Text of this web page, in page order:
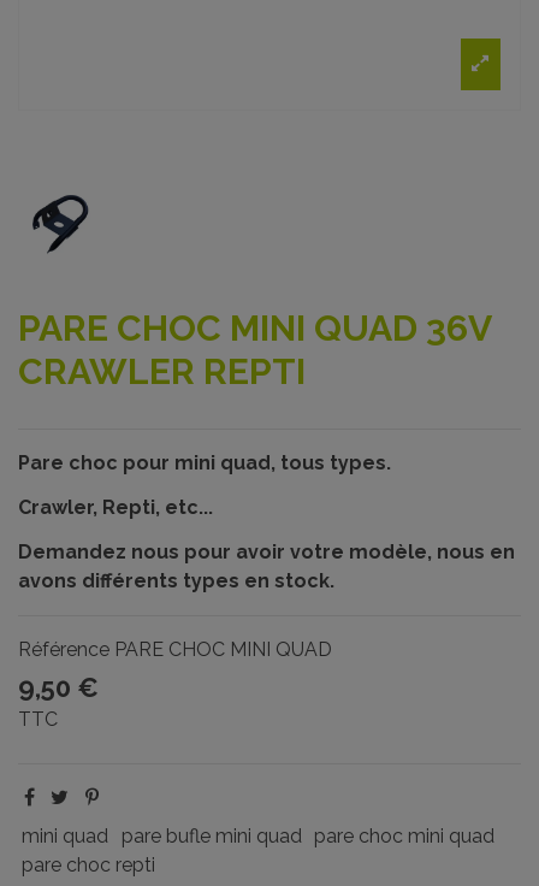
PARE CHOC MINI QUAD 36V
CRAWLER REPTI
Pare choc pour mini quad, tous types.
Crawler, Repti, etc...
Demandez nous pour avoir votre modèle, nous en
avons différents types en stock.
Référence PARE CHOC MINI QUAD
9,50 €
TTC
mini quad pare bufle mini quad
pare choc mini quad
pare choc repti